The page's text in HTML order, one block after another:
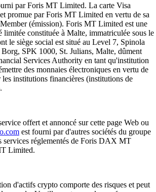
par Foris MT Limited. La carte Visa
promue par Foris MT Limited en vertu de sa
(émission). Foris MT Limited est une
limitée constituée à Malte, immatriculée sous le
le siège social est situé au Level 7, Spinola
SPK 1000, St. Julians, Malte, dûment
Services Authority en tant qu'institution
des monnaies électroniques en vertu de
institutions financières (institutions de
offert et annoncé sur cette page Web ou
est fourni par d'autres sociétés du groupe
services réglementés de Foris DAX MT
Limited.
d'actifs crypto comporte des risques et peut